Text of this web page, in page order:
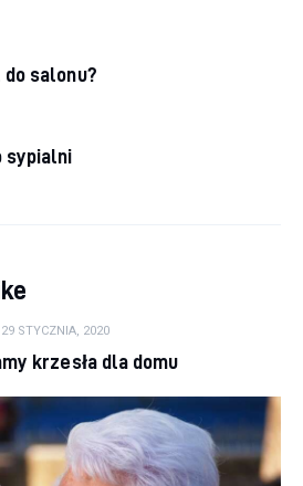
salonu?
sypialni
29 STYCZNIA, 2020
krzesła dla domu